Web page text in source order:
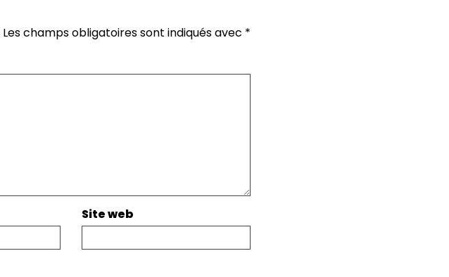
Les champs obligatoires sont indiqués avec *
Site web